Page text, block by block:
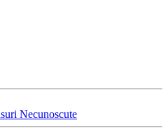
Necunoscute